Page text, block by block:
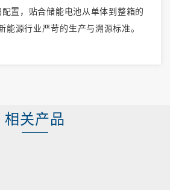
置，贴合储能电池从单体到整箱的
能源行业严苛的生产与溯源标准。
相关产品